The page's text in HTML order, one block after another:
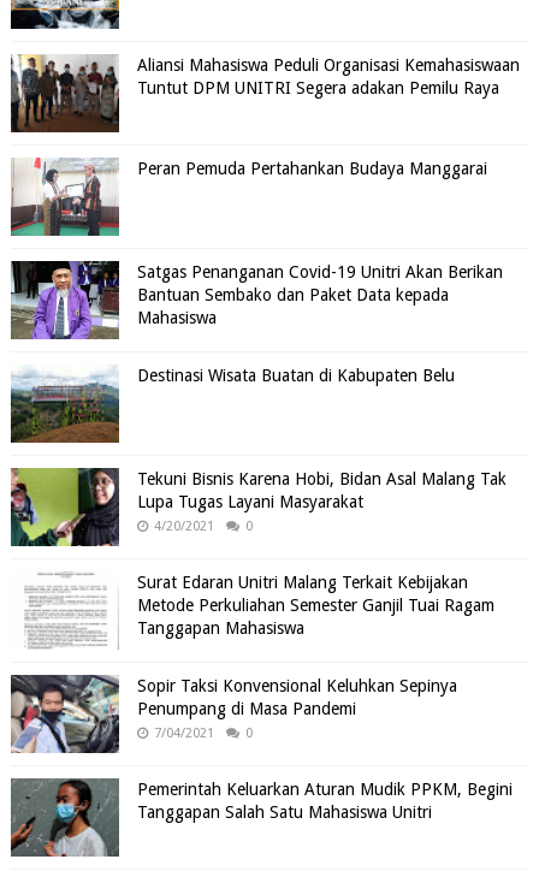
Aliansi Mahasiswa Peduli Organisasi Kemahasiswaan
Tuntut DPM UNITRI Segera adakan Pemilu Raya
Peran Pemuda Pertahankan Budaya Manggarai
Satgas Penanganan Covid-19 Unitri Akan Berikan
Bantuan Sembako dan Paket Data kepada
Mahasiswa
Destinasi Wisata Buatan di Kabupaten Belu
Tekuni Bisnis Karena Hobi, Bidan Asal Malang Tak
Lupa Tugas Layani Masyarakat
4/20/2021 0
Surat Edaran Unitri Malang Terkait Kebijakan
Metode Perkuliahan Semester Ganjil Tuai Ragam
Tanggapan Mahasiswa
Sopir Taksi Konvensional Keluhkan Sepinya
Penumpang di Masa Pandemi
7/04/2021 0
Pemerintah Keluarkan Aturan Mudik PPKM, Begini
Tanggapan Salah Satu Mahasiswa Unitri